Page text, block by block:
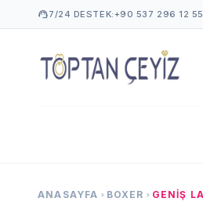
support_agent7/24 DESTEK:+90 537 296 12 55
ANASAYFA chevron_right BOXER chevron_right